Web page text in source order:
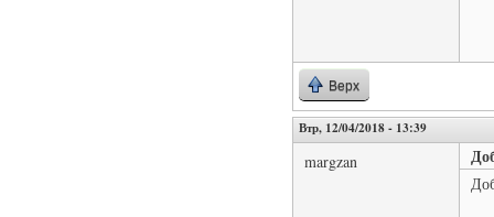
Верх
Втр, 12/04/2018 - 13:39
margzan